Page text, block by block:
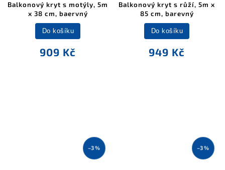
Balkonový kryt s motýly, 5m
x 38 cm, baervný
909 Kč
Do košíku
Balkonový kryt s růží, 5m x
85 cm, barevný
949 Kč
Do košíku
–3 % –3 %